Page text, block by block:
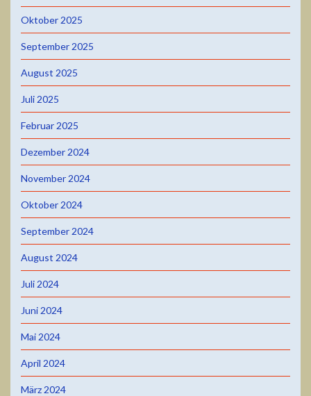
Oktober 2025
September 2025
August 2025
Juli 2025
Februar 2025
Dezember 2024
November 2024
Oktober 2024
September 2024
August 2024
Juli 2024
Juni 2024
Mai 2024
April 2024
März 2024